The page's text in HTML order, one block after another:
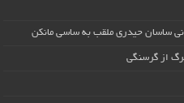
ساسان حیدری ملقب به ساسی مانکن